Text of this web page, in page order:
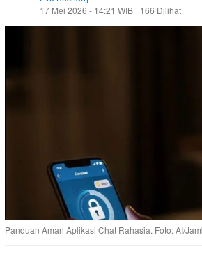
17 Mei 2026 - 14:21 WIB
166 Dilihat
Panduan Aman Aplikasi Chat Rahasia. Foto: AI/